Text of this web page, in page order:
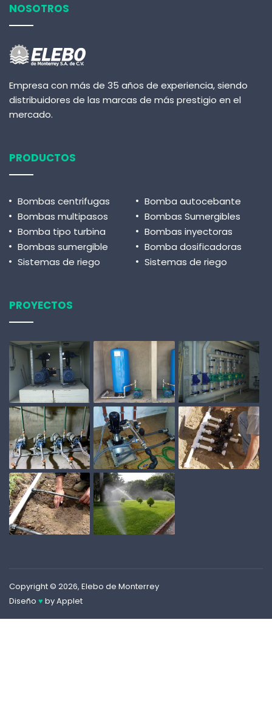
NOSOTROS
Empresa con más de 35 años de experiencia, siendo
distribuidores de las marcas de más prestigio en el
mercado.
PRODUCTOS
Bombas centrifugas
Bomba autocebante
Bombas multipasos
Bombas Sumergibles
Bomba tipo turbina
Bombas inyectoras
Bombas sumergible
Bomba dosificadoras
Sistemas de riego
Sistemas de riego
PROYECTOS
Copyright © 2026, Elebo de Monterrey
Diseño ♥ byApplet